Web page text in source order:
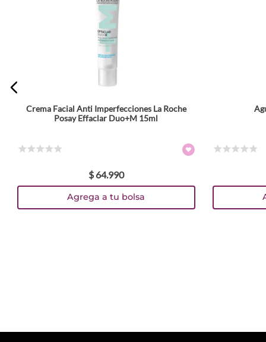
Crema Facial Anti Imperfecciones La Roche
Posay Effaclar Duo+M 15ml
$ 64.990
Agrega a tu bolsa